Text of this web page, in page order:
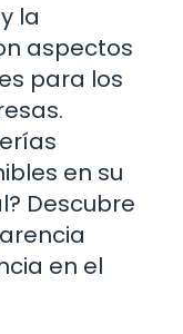
la
aspectos
para los
en su
Descubre
en el